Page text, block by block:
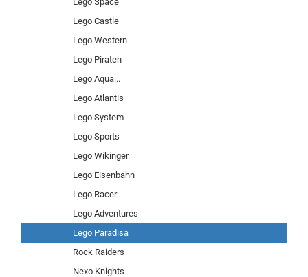
Lego Castle
Lego Western
Lego Piraten
Lego Aqua...
Lego Atlantis
Lego System
Lego Sports
Lego Wikinger
Lego Eisenbahn
Lego Racer
Lego Adventures
Lego Paradisa
Rock Raiders
Nexo Knights